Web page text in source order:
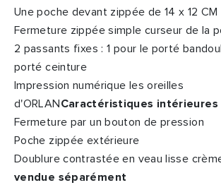
Une poche devant zippée de 14 x 12 CM
Fermeture zippée simple curseur de la
2 passants fixes : 1 pour le porté
porté ceinture
Impression numérique les oreilles
d'ORLAN Caractéristiques intérieures
Fermeture par un bouton de pression
Poche zippée extérieure
Doublure contrastée en veau lisse
vendue séparément